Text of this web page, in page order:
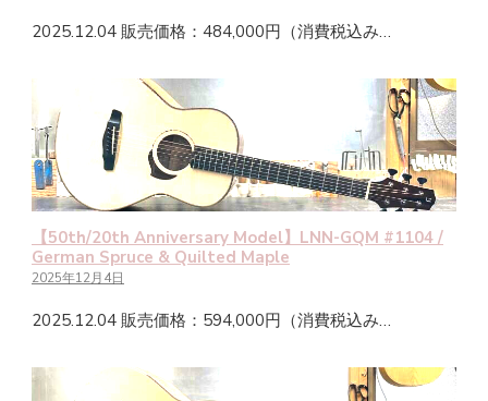
2025.12.04 販売価格：484,000円（消費税込み…
【50th/20th Anniversary Model】LNN-GQM #1104 /
German Spruce & Quilted Maple
2025年12月4日
2025.12.04 販売価格：594,000円（消費税込み…